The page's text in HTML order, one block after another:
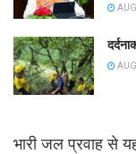
भारी जल प्रवाह से यह